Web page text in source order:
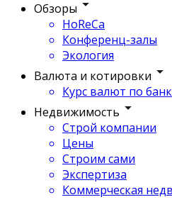
Обзоры
HoReCa
Конференц-залы
Экология
Валюта и котировки
Курс валют по
Недвижимость
Строй компании
Цены
Строим сами
Экспертиза
Коммерческая